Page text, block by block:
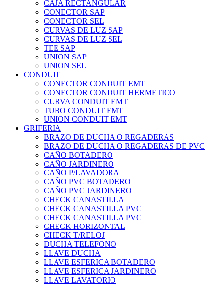
CAJA RECTANGULAR
CONECTOR SAP
CONECTOR SEL
CURVAS DE LUZ SAP
CURVAS DE LUZ SEL
TEE SAP
UNION SAP
UNION SEL
CONDUIT
CONECTOR CONDUIT EMT
CONECTOR CONDUIT HERMETICO
CURVA CONDUIT EMT
TUBO CONDUIT EMT
UNION CONDUIT EMT
GRIFERIA
BRAZO DE DUCHA O REGADERAS
BRAZO DE DUCHA O REGADERAS DE PVC
CAÑO BOTADERO
CAÑO JARDINERO
CAÑO P/LAVADORA
CAÑO PVC BOTADERO
CAÑO PVC JARDINERO
CHECK CANASTILLA
CHECK CANASTILLA PVC
CHECK CANASTILLA PVC
CHECK HORIZONTAL
CHECK T/RELOJ
DUCHA TELEFONO
LLAVE DUCHA
LLAVE ESFERICA BOTADERO
LLAVE ESFERICA JARDINERO
LLAVE LAVATORIO